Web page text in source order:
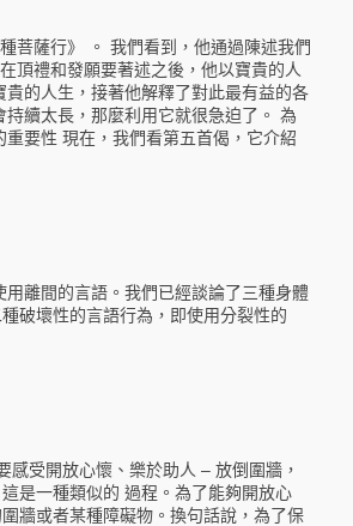
菩薩行》 。 我們看到，他通過陳述我們
頂禮和發願要著述之後，他以寶貴的人
的人生，接著他解釋了對此最有益的各
續太長，那麼利用它就很急迫了。 為
要性 現在，我們看第五首偈，它介紹
離間的言語。我們已經談論了三種身體
破壞性的言語行為，即使用分裂性的
受開放心懷、樂於助人 – 放倒圍牆，
是一種類似的 過程。為了能夠開放心
牆或者某種障礙物。換句話說，為了保